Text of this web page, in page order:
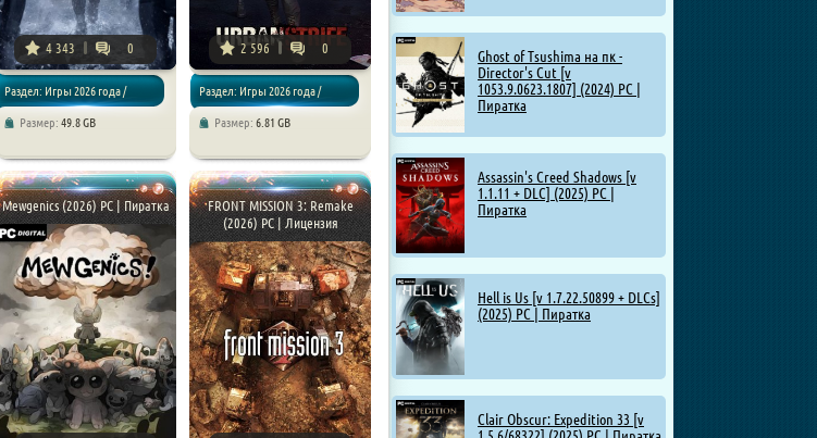
Ghost of Tsushima на пк -
Director's Cut [v
1053.9.0623.1807] (2024) PC |
Пиратка
Assassin's Creed Shadows [v
1.1.11 + DLC] (2025) PC |
Пиратка
Hell is Us [v 1.7.22.50899 + DLCs]
(2025) PC | Пиратка
Clair Obscur: Expedition 33 [v
4 343 0
Раздел: Игры 2026 года /
Размер: 49.8 GB
2 596 0
Раздел: Игры 2026 года /
Размер: 6.81 GB
Mewgenics (2026) PC | Пиратка
FRONT MISSION 3: Remake
(2026) PC | Лицензия